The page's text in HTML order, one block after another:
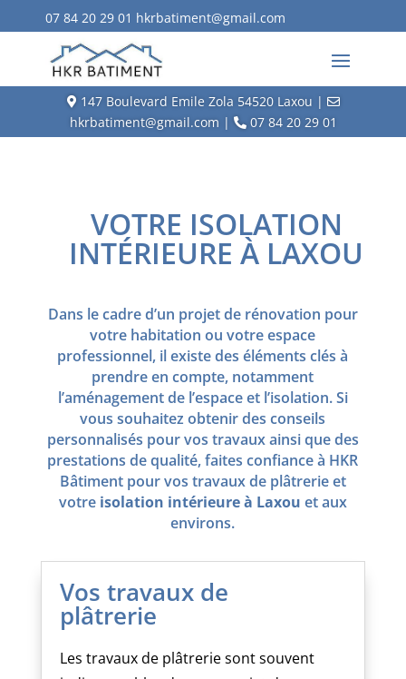
07 84 20 29 01 hkrbatiment@gmail.com
147 Boulevard Emile Zola 54520 Laxou |
hkrbatiment@gmail.com |
07 84 20 29 01
VOTRE ISOLATION
INTÉRIEURE À LAXOU
Dans le cadre d’un projet de rénovation pour
votre habitation ou votre espace
professionnel, il existe des éléments clés à
prendre en compte, notamment
l’aménagement de l’espace et l’isolation. Si
vous souhaitez obtenir des conseils
personnalisés pour vos travaux ainsi que des
prestations de qualité, faites confiance à HKR
Bâtiment pour vos travaux de plâtrerie et
votre isolation intérieure à Laxou et aux
environs.
Vos travaux de
plâtrerie
Les travaux de plâtrerie sont souvent